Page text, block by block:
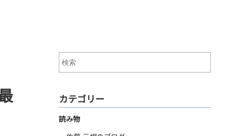
カテゴリー
読み物